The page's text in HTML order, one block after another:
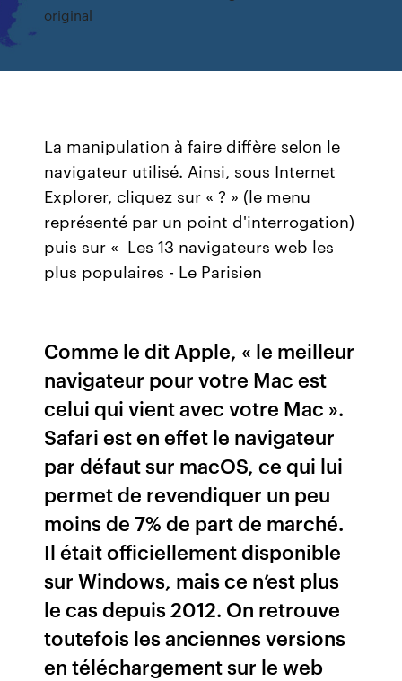
original
La manipulation à faire diffère selon le
navigateur utilisé. Ainsi, sous Internet
Explorer, cliquez sur « ? » (le menu
représenté par un point d'interrogation)
puis sur « Les 13 navigateurs web les
plus populaires - Le Parisien
Comme le dit Apple, « le meilleur
navigateur pour votre Mac est
celui qui vient avec votre Mac ».
Safari est en effet le navigateur
par défaut sur macOS, ce qui lui
permet de revendiquer un peu
moins de 7% de part de marché.
Il était officiellement disponible
sur Windows, mais ce n’est plus
le cas depuis 2012. On retrouve
toutefois les anciennes versions
en téléchargement sur le web